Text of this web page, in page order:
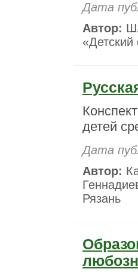
Дата
Автор:
детей
Дата
Автор:
Рязань